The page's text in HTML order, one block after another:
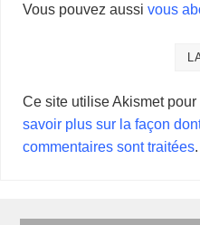
Vous pouvez aussivous
Ce site utilise Akismet
savoir plus sur la façon
commentaires sont traitées.